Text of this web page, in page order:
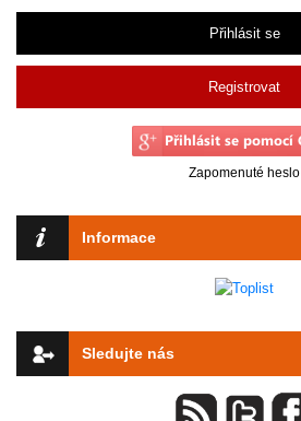
Přihlásit se
Registrovat
Zapomenuté heslo
Informace
Sledujte nás